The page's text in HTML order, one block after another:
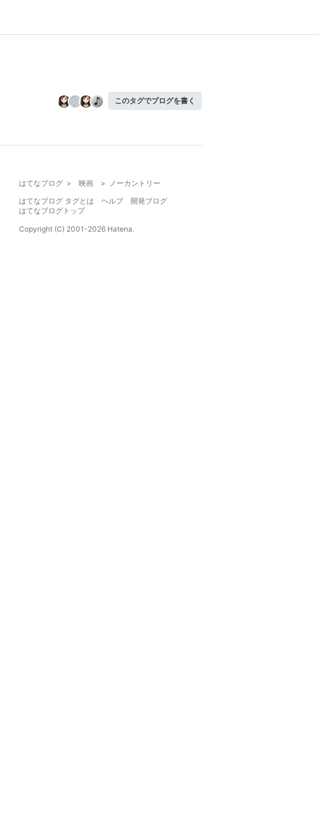
このタグでブログを書く
はてなブログ > 映画 > ノーカントリー
はてなブログ タグとは
ヘルプ
開発ブログ
はてなブログトップ
Copyright (C) 2001-2026 Hatena.